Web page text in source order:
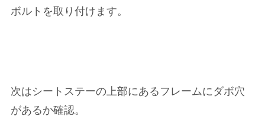
ボルトを取り付けます。
次はシートステーの上部にあるフレームにダボ穴
があるか確認。